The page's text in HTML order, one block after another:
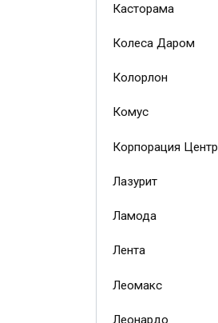
Касторама
Колеса Даром
Колорлон
Комус
Корпорация Центр
Лазурит
Ламода
Лента
Леомакс
Леонардо